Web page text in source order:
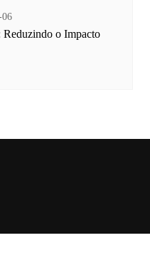
06
Reduzindo o Impacto